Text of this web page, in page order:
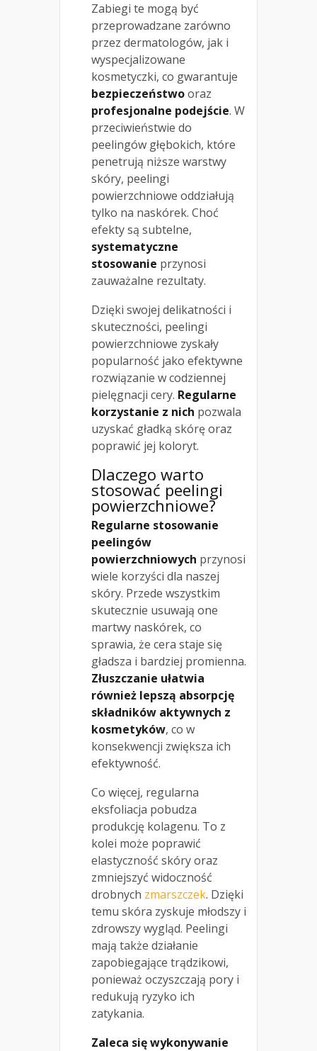
Zabiegi te mogą być
przeprowadzane zarówno
przez dermatologów, jak i
wyspecjalizowane
kosmetyczki, co gwarantuje
bezpieczeństwooraz
profesjonalne podejście. W
przeciwieństwie do
peelingów głębokich, które
penetrują niższe warstwy
skóry, peelingi
powierzchniowe oddziałują
tylko na naskórek. Choć
efekty są subtelne,
systematyczne
stosowanie przynosi
zauważalne rezultaty.
Dzięki swojej delikatności i
skuteczności, peelingi
powierzchniowe zyskały
popularność jako efektywne
rozwiązanie w codziennej
pielęgnacji cery. Regularne
korzystanie z nich pozwala
uzyskać gładką skórę oraz
poprawić jej koloryt.
Dlaczego warto
stosować peelingi
powierzchniowe?
Regularne stosowanie
peelingów
powierzchniowych przynosi
wiele korzyści dla naszej
skóry. Przede wszystkim
skutecznie usuwają one
martwy naskórek, co
sprawia, że cera staje się
gładsza i bardziej promienna.
Złuszczanie ułatwia
również lepszą absorpcję
składników aktywnych z
kosmetyków, co w
konsekwencji zwiększa ich
efektywność.
Co więcej, regularna
eksfoliacja pobudza
produkcję kolagenu. To z
kolei może poprawić
elastyczność skóry oraz
zmniejszyć widoczność
drobnych zmarszczek. Dzięki
temu skóra zyskuje młodszy i
zdrowszy wygląd. Peelingi
mają także działanie
zapobiegające trądzikowi,
ponieważ oczyszczają pory i
redukują ryzyko ich
zatykania.
Zaleca się wykonywanie